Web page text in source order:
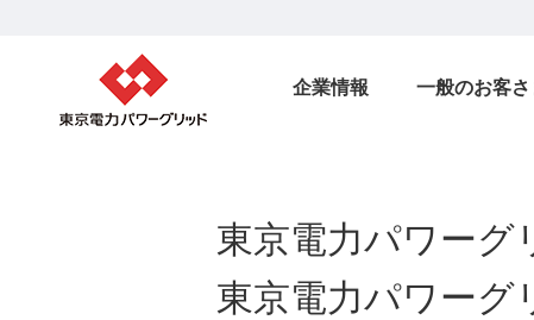
企業情報 一般のお客さ
東京電力パワーグ
東京電力パワーグ